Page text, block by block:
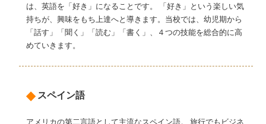
は、英語を「好き」になることです。 「好き」という楽しい気
持ちが、興味をもち上達へと導きます。当校では、幼児期から
「話す」「聞く」「読む」「書く」、４つの技能を総合的に高
めていきます。
◆スペイン語
アメリカの第二言語として主流なスペイン語。 旅行でもビジネ